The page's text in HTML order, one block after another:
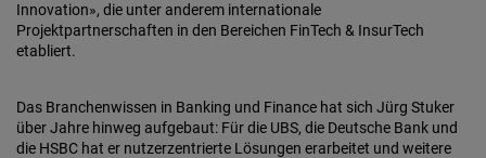
Innovation», die unter anderem internationale
Projektpartnerschaften in den Bereichen FinTech & InsurTech
etabliert.
Das Branchenwissen in Banking und Finance hat sich Jürg Stuker
über Jahre hinweg aufgebaut: Für die UBS, die Deutsche Bank und
die HSBC hat er nutzerzentrierte Lösungen erarbeitet und weitere